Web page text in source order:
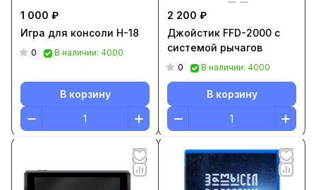
1 000 ₽
Игра для консоли H-18
0 В наличии: 4000
В корзину
2 200 ₽
Джойстик FFD-2000 с
системой рычагов
0 В наличии: 4000
В корзину